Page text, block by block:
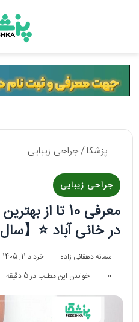
پزشکا/جراحی زیبایی
جراحی زیبایی
معرفی 10 تا
در خانی آباد ⭐【سال 1405】✅
سمانه دهقانی زاده خرداد 11, 1405
0
خواندن این مطلب در 5 دقیقه